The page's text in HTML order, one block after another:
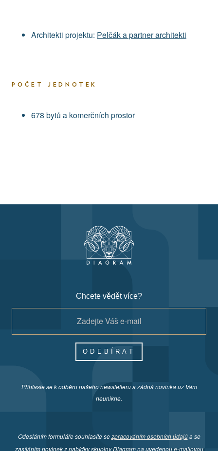
Architekti projektu: Pelčák a partner architekti
POČET JEDNOTEK
678 bytů a komerčních prostor
Chcete vědět více?
ODEBÍRAT
Přihlaste se k odběru našeho newsletteru a žádná novinka už Vám
neunikne.
Odesláním formuláře souhlasíte sezpracováním osobních údajůa se
zasíláním novinek z nabídky skupiny Diagram na uvedenou e-mailovou